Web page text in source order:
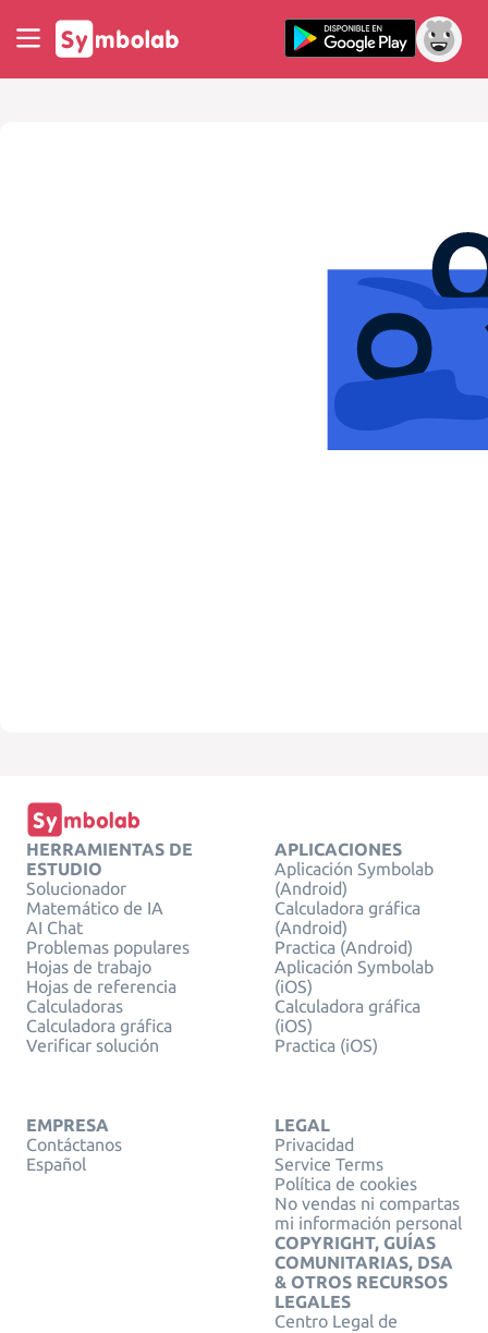
HERRAMIENTAS DE
ESTUDIO
Solucionador
Matemático de IA
AI Chat
Problemas populares
Hojas de trabajo
Hojas de referencia
Calculadoras
Calculadora gráfica
Verificar solución
APLICACIONES
Aplicación Symbolab
(Android)
Calculadora gráfica
(Android)
Practica (Android)
Aplicación Symbolab
(iOS)
Calculadora gráfica
(iOS)
Practica (iOS)
EMPRESA
Contáctanos
Español
LEGAL
Privacidad
Service Terms
Política de cookies
No vendas ni compartas
mi información personal
COPYRIGHT, GUÍAS
COMUNITARIAS, DSA
& OTROS RECURSOS
LEGALES
Centro Legal de